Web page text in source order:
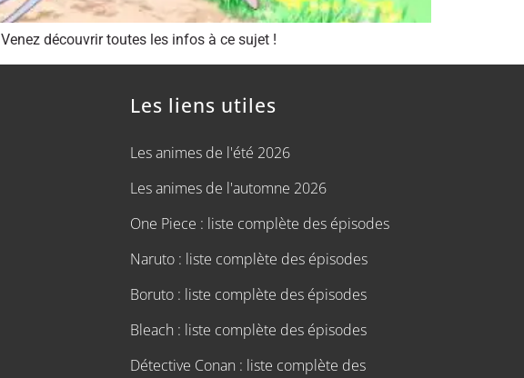
découvrir toutes les infos à ce sujet !
Les liens utiles
Les animes de l'été 2026
Les animes de l'automne 2026
One Piece : liste complète des épisodes
Naruto : liste complète des épisodes
Boruto : liste complète des épisodes
Bleach : liste complète des épisodes
Détective Conan : liste complète des